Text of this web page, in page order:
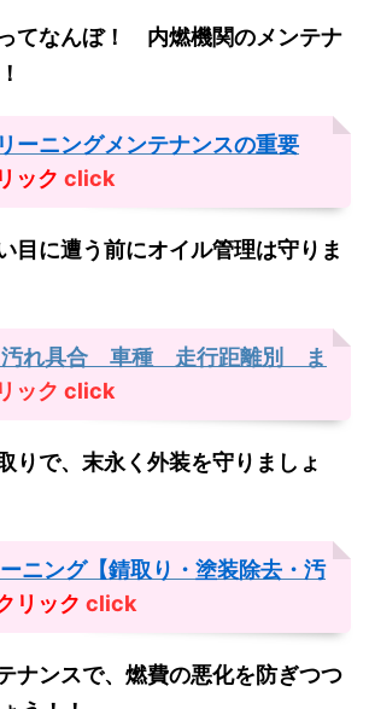
てなんぼ！ 内燃機関のメンテナ
ニングメンテナンスの重要
ック click
目に遭う前にオイル管理は守りま
れ具合 車種 走行距離別 ま
ック click
りで、末永く外装を守りましょ
ニング【錆取り・塗装除去・汚
ック click
ナンスで、燃費の悪化を防ぎつつ